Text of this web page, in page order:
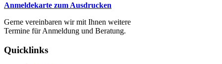
Anmeldekarte zum Ausdrucken
Gerne vereinbaren wir mit Ihnen weitere
Termine für Anmeldung und Beratung.
Quicklinks